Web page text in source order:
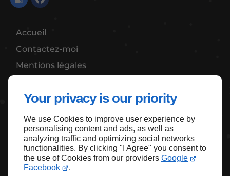
Your privacy is our priority
We use Cookies to improve user experience by
personalising content and ads, as well as
analyzing traffic and optimizing social networks
functionalities. By clicking "I Agree" you consent to
the use of Cookies from our providers Google
Facebook
.
Accueil
Contactez-moi
Mentions légales
Haut de page